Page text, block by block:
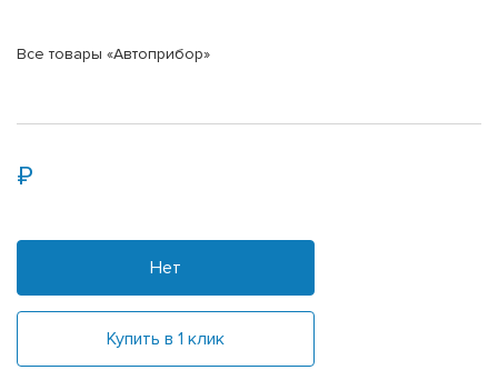
Все товары «Автоприбор»
Нет
Купить в 1 клик